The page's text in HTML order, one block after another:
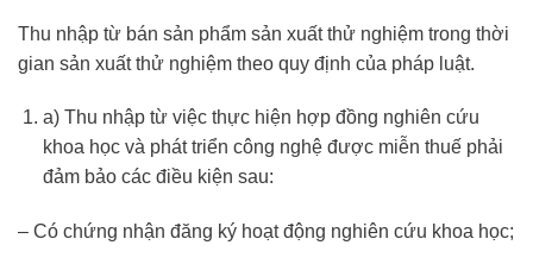
Thu nhập từ bán sản phẩm sản xuất thử nghiệm trong thời
gian sản xuất thử nghiệm theo quy định của pháp luật.
a) Thu nhập từ việc thực hiện hợp đồng nghiên cứu
khoa học và phát triển công nghệ được miễn thuế phải
đảm bảo các điều kiện sau:
– Có chứng nhận đăng ký hoạt động nghiên cứu khoa học;